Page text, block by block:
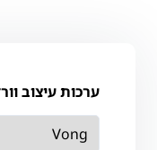
ערכות עיצוב